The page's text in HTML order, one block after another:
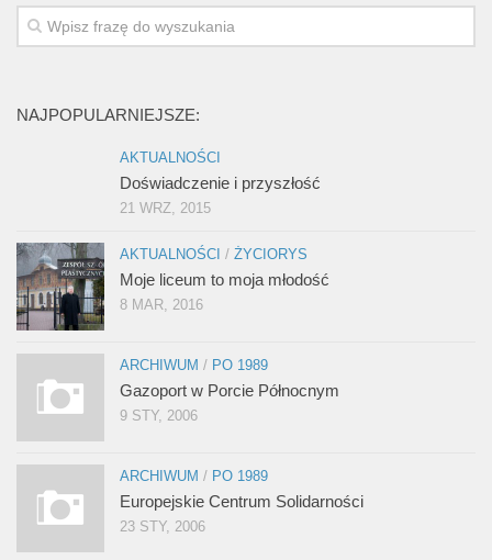
NAJPOPULARNIEJSZE:
AKTUALNOŚCI
Doświadczenie i przyszłość
21 WRZ, 2015
AKTUALNOŚCI / ŻYCIORYS
Moje liceum to moja młodość
8 MAR, 2016
ARCHIWUM / PO 1989
Gazoport w Porcie Północnym
9 STY, 2006
ARCHIWUM / PO 1989
Europejskie Centrum Solidarności
23 STY, 2006